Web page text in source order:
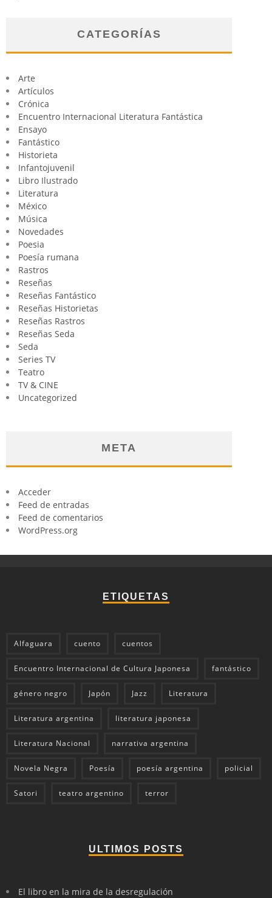
CATEGORÍAS
Arte
Artículos
Crónica
Encuentro Internacional Literatura Fantástica
Ensayo
Fantástico
Historieta
Infantojuvenil
Libro Ilustrado
Literatura
México
Música
Novedades
Poesia
Poesía rumana
Rastros
Reseñas
Reseñas Fantástico
Reseñas Historietas
Reseñas Rastros
Reseñas Seda
Seda
Series TV
Teatro
TV & CINE
Uncategorized
META
Acceder
Feed de entradas
Feed de comentarios
WordPress.org
ETIQUETAS
Alfaguara cuento cuentos
Encuentro Internacional de Cultura Japonesa fantástico
género negro Japón Jazz Literatura
Literatura argentina literatura japonesa
Literatura Nacional narrativa argentina
Novela Negra Poesía poesía argentina policial
Satori teatro argentino terror
ULTIMOS POSTS
El libro en la mira de la desregulación